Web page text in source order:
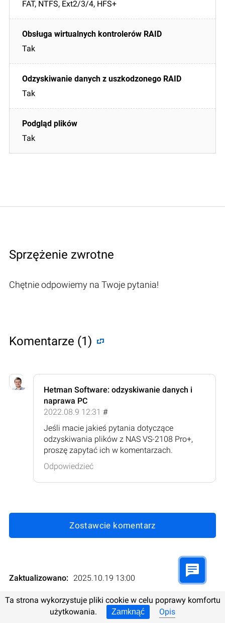
FAT, NTFS, Ext2/3/4, HFS+
Tak
Tak
Tak
Sprzężenie zwrotne
Chętnie odpowiemy na Twoje pytania!
Komentarze (1)
Hetman Software: odzyskiwanie danych i
naprawa PC
2022.08.9 12:31 #
Jeśli macie jakieś pytania dotyczące
odzyskiwania plików z NAS VS-2108 Pro+,
proszę zapytać ich w komentarzach.
Odpowiedzieć
Zostawcie komentarz
Zaktualizowano: 2025.10.19 13:00
Rating
Ta strona wykorzystuje pliki cookie w celu poprawy komfortu
użytkowania.
Zamknąć Opis